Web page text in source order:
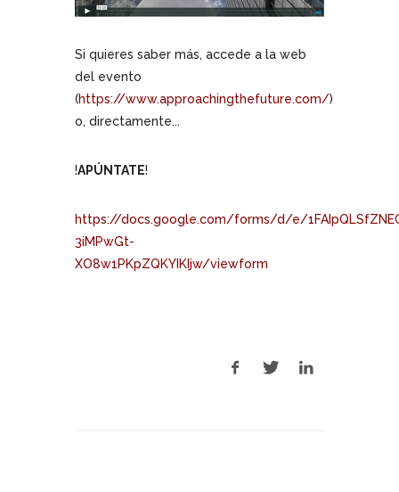
Si quieres saber más, accede a la web
del evento
(https://www.approachingthefuture.com/)
o, directamente...
!APÚNTATE!
https://docs.google.com/forms/d/e/
3iMPwGt-
XO8w1PKpZQKYIKIjw/viewform